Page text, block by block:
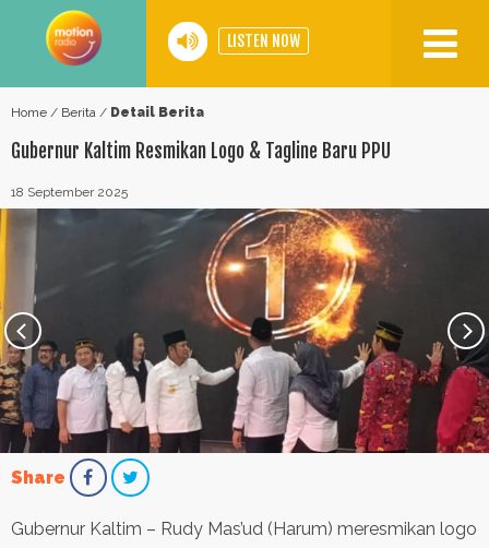
LISTEN NOW
Home
Network
Program
Events
Podcast
Video
Motion
BIG
30
Contact
Home / Berita / Detail Berita
Gubernur Kaltim Resmikan Logo & Tagline Baru PPU
18 September 2025
Share
Gubernur Kaltim – Rudy Mas’ud (Harum) meresmikan logo